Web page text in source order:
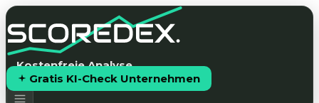
Kostenfreie Analyse
Gratis KI-Check Unternehmen